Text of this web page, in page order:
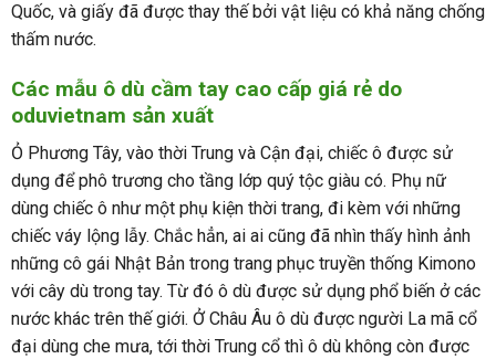
Quốc, và giấy đã được thay thế bởi vật liệu có khả năng chống
thấm nước.
Các mẫu ô dù cầm tay cao cấp giá rẻ do
oduvietnam sản xuất
Ỏ Phương Tây, vào thời Trung và Cận đại, chiếc ô được sử
dụng để phô trương cho tầng lớp quý tộc giàu có. Phụ nữ
dùng chiếc ô như một phụ kiện thời trang, đi kèm với những
chiếc váy lộng lẫy. Chắc hẳn, ai ai cũng đã nhìn thấy hình ảnh
những cô gái Nhật Bản trong trang phục truyền thống Kimono
với cây dù trong tay. Từ đó ô dù được sử dụng phổ biến ở các
nước khác trên thế giới. Ở Châu Âu ô dù được người La mã cổ
đại dùng che mưa, tới thời Trung cổ thì ô dù không còn được